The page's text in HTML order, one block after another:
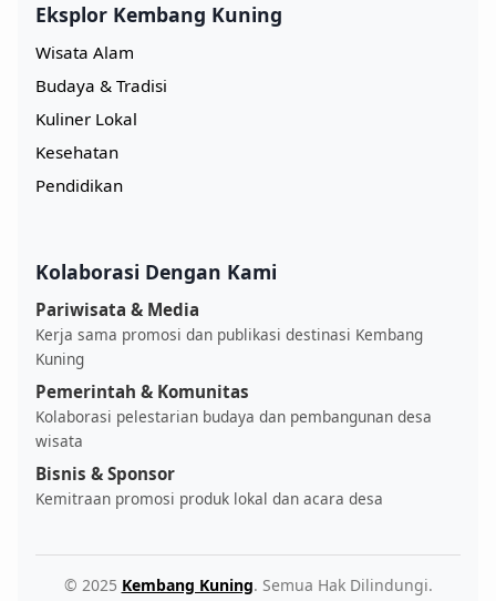
Eksplor Kembang Kuning
Wisata Alam
Budaya & Tradisi
Kuliner Lokal
Kesehatan
Pendidikan
Kolaborasi Dengan Kami
Pariwisata & Media
Kerja sama promosi dan publikasi destinasi Kembang
Kuning
Pemerintah & Komunitas
Kolaborasi pelestarian budaya dan pembangunan desa
wisata
Bisnis & Sponsor
Kemitraan promosi produk lokal dan acara desa
© 2025 Kembang Kuning. Semua Hak Dilindungi.